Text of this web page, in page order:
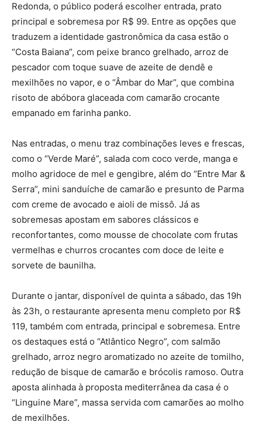
Redonda, o público poderá escolher entrada, prato
principal e sobremesa por R$ 99. Entre as opções que
traduzem a identidade gastronômica da casa estão o
“Costa Baiana”, com peixe branco grelhado, arroz de
pescador com toque suave de azeite de dendê e
mexilhões no vapor, e o “Âmbar do Mar”, que combina
risoto de abóbora glaceada com camarão crocante
empanado em farinha panko.
Nas entradas, o menu traz combinações leves e frescas,
como o “Verde Maré”, salada com coco verde, manga e
molho agridoce de mel e gengibre, além do “Entre Mar &
Serra”, mini sanduíche de camarão e presunto de Parma
com creme de avocado e aioli de missô. Já as
sobremesas apostam em sabores clássicos e
reconfortantes, como mousse de chocolate com frutas
vermelhas e churros crocantes com doce de leite e
sorvete de baunilha.
Durante o jantar, disponível de quinta a sábado, das 19h
às 23h, o restaurante apresenta menu completo por R$
119, também com entrada, principal e sobremesa. Entre
os destaques está o “Atlântico Negro”, com salmão
grelhado, arroz negro aromatizado no azeite de tomilho,
redução de bisque de camarão e brócolis ramoso. Outra
aposta alinhada à proposta mediterrânea da casa é o
“Linguine Mare”, massa servida com camarões ao molho
de mexilhões.